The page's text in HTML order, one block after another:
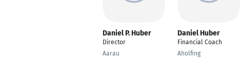
Daniel P. Huber
Director
Aarau
Daniel Huber
Financial Coach
Aholfing